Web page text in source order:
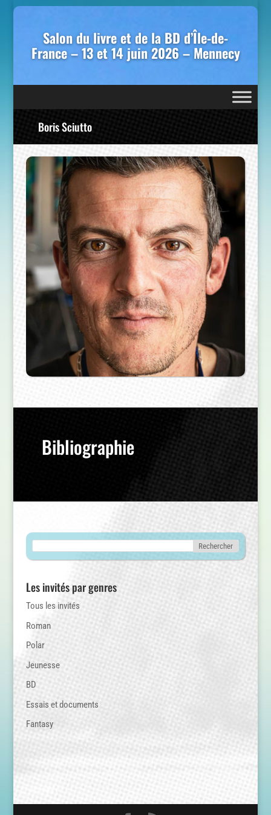
Salon du livre et de la BD d’Île-de-
France – 13 et 14 juin 2026 – Mennecy
Boris Sciutto
Bibliographie
Les invités par genres
Tous les invités
Roman
Polar
Jeunesse
BD
Essais et documents
Fantasy